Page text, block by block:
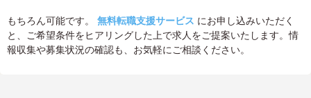
もちろん可能です。 無料転職支援サービス にお申し込みいただく
と、ご希望条件をヒアリングした上で求人をご提案いたします。情
報収集や募集状況の確認も、お気軽にご相談ください。